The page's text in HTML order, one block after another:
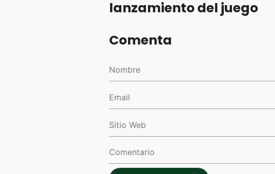
lanzamiento del juego
Comenta